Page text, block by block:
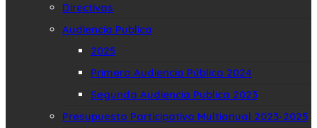
Directivas
Audiencia Publica
2025
Primera Audiencia Pública 2024
Segunda Audiencia Publica 2023
Presupuesto Participativo Multianual 2023-2025